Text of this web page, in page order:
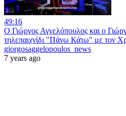
49:16
Ο Γιώργος Αγγελόπουλος και ο
τηλεπαιχνίδι "Πάνω Κάτω" με τον
giorgosaggelopoulos_news
7 years ago